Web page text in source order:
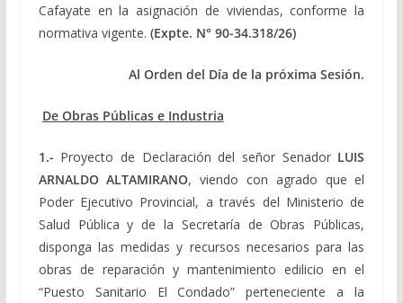
Cafayate en la asignación de viviendas, conforme la
normativa vigente. (Expte. N° 90-34.318/26)
Al Orden del Día de la próxima Sesión.
De Obras Públicas e Industria
1.- Proyecto de Declaración del señor Senador LUIS
ARNALDO ALTAMIRANO, viendo con agrado que el
Poder Ejecutivo Provincial, a través del Ministerio de
Salud Pública y de la Secretaría de Obras Públicas,
disponga las medidas y recursos necesarios para las
obras de reparación y mantenimiento edilicio en el
“Puesto Sanitario El Condado” perteneciente a la